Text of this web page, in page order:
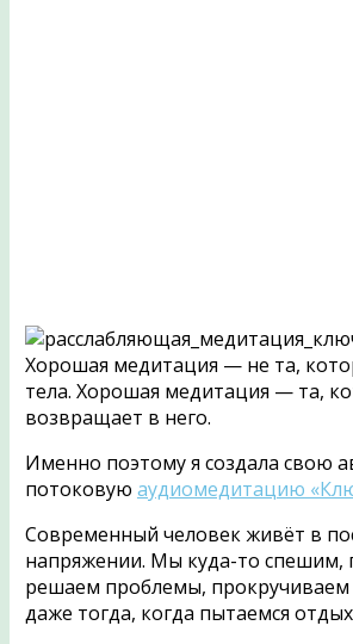
Хорошая медитация — не та,
тела. Хорошая медитация — та,
возвращает в него.
Именно поэтому я создала свою
потоковую аудиомедитацию
Современный человек живёт в
напряжении. Мы куда-то спешим,
решаем проблемы, прокручиваем
даже тогда, когда пытаемся